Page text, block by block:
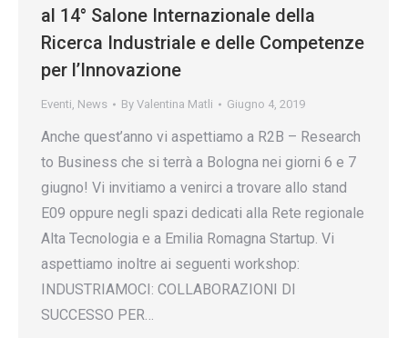
al 14° Salone Internazionale della
Ricerca Industriale e delle Competenze
per l’Innovazione
Eventi, News By Valentina Matli Giugno 4, 2019
Anche quest’anno vi aspettiamo a R2B – Research
to Business che si terrà a Bologna nei giorni 6 e 7
giugno! Vi invitiamo a venirci a trovare allo stand
E09 oppure negli spazi dedicati alla Rete regionale
Alta Tecnologia e a Emilia Romagna Startup. Vi
aspettiamo inoltre ai seguenti workshop:
INDUSTRIAMOCI: COLLABORAZIONI DI
SUCCESSO PER…